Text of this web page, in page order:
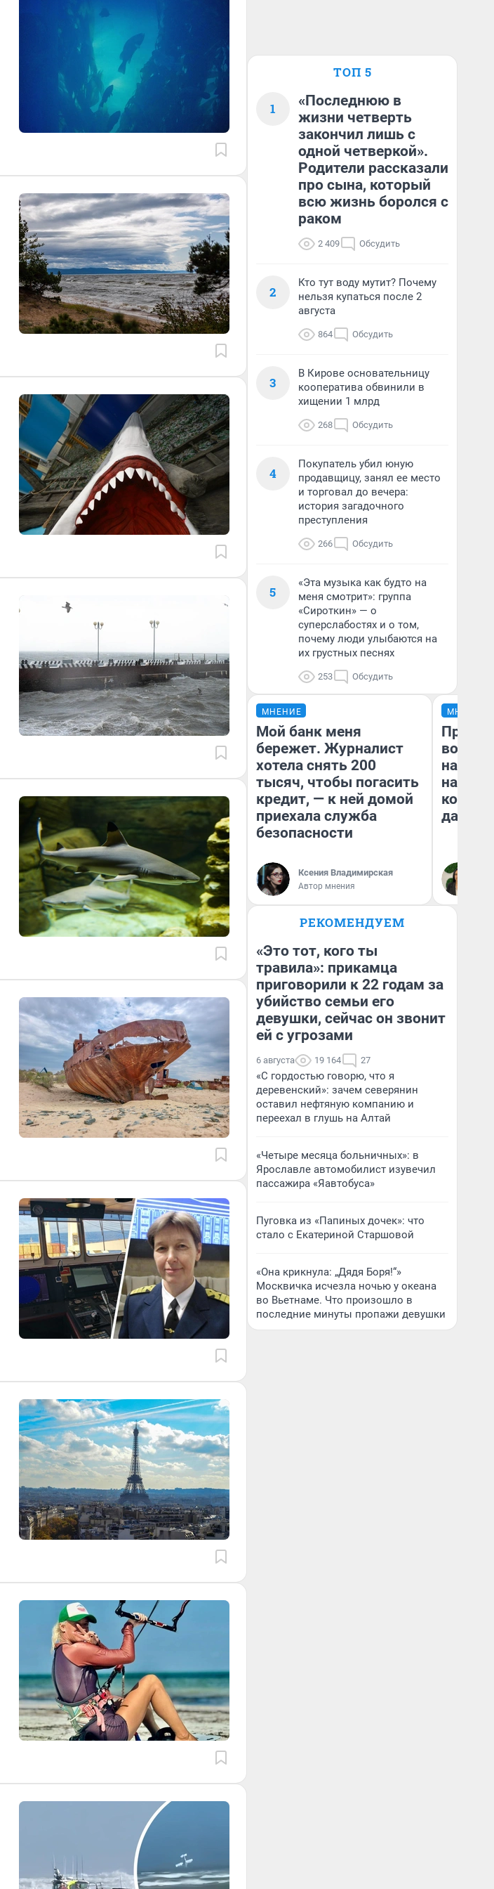
ТОП 5
1
«Последнюю в
жизни четверть
закончил лишь с
одной четверкой».
Родители рассказали
про сына, который
всю жизнь боролся с
раком
2 409 Обсудить
2
Кто тут воду мутит? Почему
нельзя купаться после 2
августа
864 Обсудить
3
В Кирове основательницу
кооператива обвинили в
хищении 1 млрд
268 Обсудить
4
Покупатель убил юную
продавщицу, занял ее место
и торговал до вечера:
история загадочного
преступления
266 Обсудить
5
«Эта музыка как будто на
меня смотрит»: группа
«Сироткин» — о
суперслабостях и о том,
почему люди улыбаются на
их грустных песнях
253 Обсудить
МНЕНИЕ
Мой банк меня
бережет. Журналист
хотела снять 200
тысяч, чтобы погасить
кредит, — к ней домой
приехала служба
безопасности
Ксения Владимирская
Автор мнения
МНЕНИЕ
нам
даже
РЕКОМЕНДУЕМ
«Это тот, кого ты
травила»: прикамца
приговорили к 22 годам за
убийство семьи его
девушки, сейчас он звонит
ей с угрозами
6 августа 19 164 27
«С гордостью говорю, что я
деревенский»: зачем северянин
оставил нефтяную компанию и
переехал в глушь на Алтай
«Четыре месяца больничных»: в
Ярославле автомобилист изувечил
пассажира «Яавтобуса»
Пуговка из «Папиных дочек»: что
стало с Екатериной Старшовой
«Она крикнула: „Дядя Боря!“»
Москвичка исчезла ночью у океана
во Вьетнаме. Что произошло в
последние минуты пропажи девушки